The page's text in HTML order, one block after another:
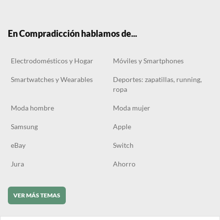
En Compradicción hablamos de...
Electrodomésticos y Hogar Móviles y Smartphones
Smartwatches y Wearables
Deportes: zapatillas, running,
ropa
Moda hombre Moda mujer
Samsung Apple
eBay Switch
Jura Ahorro
VER MÁS TEMAS